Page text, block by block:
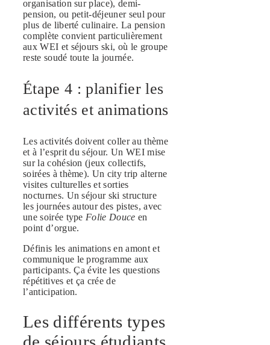
organisation sur place), demi-
pension, ou petit-déjeuner seul pour
plus de liberté culinaire. La pension
complète convient particulièrement
aux WEI et séjours ski, où le groupe
reste soudé toute la journée.
Étape 4 : planifier les
activités et animations
Les activités doivent coller au thème
et à l’esprit du séjour. Un WEI mise
sur la cohésion (jeux collectifs,
soirées à thème). Un city trip alterne
visites culturelles et sorties
nocturnes. Un séjour ski structure
les journées autour des pistes, avec
une soirée type Folie Douce en
point d’orgue.
Définis les animations en amont et
communique le programme aux
participants. Ça évite les questions
répétitives et ça crée de
l’anticipation.
Les différents types